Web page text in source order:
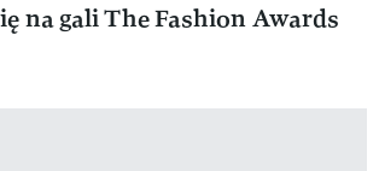
na gali The Fashion Awards